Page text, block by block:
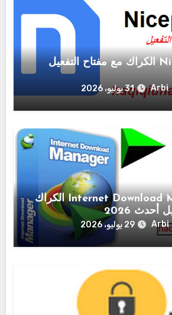
Nicepage 8.6.2 الكراك مع مفتاح التفعيل
Arbi 31 يوليو، 2026
6.43 Internet Download Manager الكراك
2026
Arbi 29 يوليو، 2026